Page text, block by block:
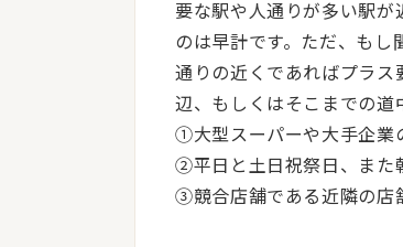
要な駅や人通りが多い駅
のは早計です。ただ、も
通りの近くであればプラ
辺、もしくはそこまでの道
①大型スーパーや大手企業
②平日と土日祝祭日、また
③競合店舗である近隣の店